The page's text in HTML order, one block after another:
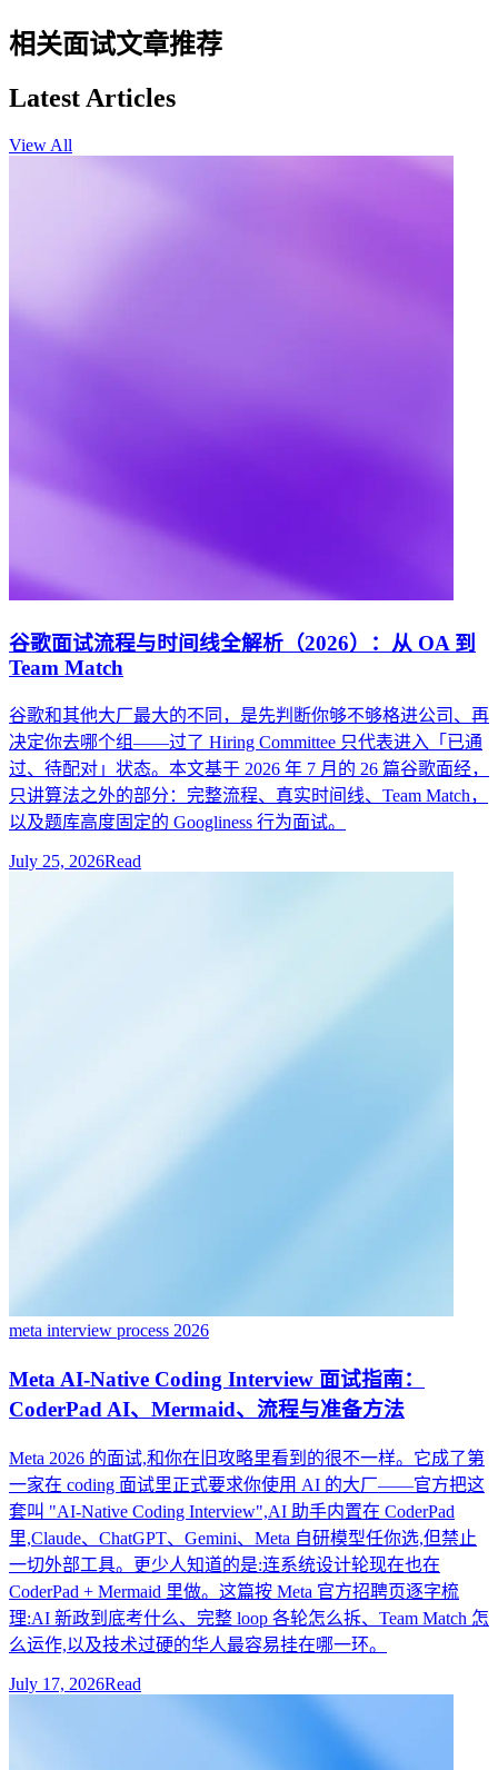
相关面试文章推荐
Latest Articles
View All
谷歌面试流程与时间线全解析（2026）：从 OA 到
Team Match
谷歌和其他大厂最大的不同，是先判断你够不够格进公司、再
决定你去哪个组——过了 Hiring Committee 只代表进入「已通
过、待配对」状态。本文基于 2026 年 7 月的 26 篇谷歌面经，
只讲算法之外的部分：完整流程、真实时间线、Team Match，
以及题库高度固定的 Googliness 行为面试。
July 25, 2026Read
meta interview process 2026
Meta AI-Native Coding Interview 面试指南：
CoderPad AI、Mermaid、流程与准备方法
Meta 2026 的面试,和你在旧攻略里看到的很不一样。它成了第
一家在 coding 面试里正式要求你使用 AI 的大厂——官方把这
套叫 "AI-Native Coding Interview",AI 助手内置在 CoderPad
里,Claude、ChatGPT、Gemini、Meta 自研模型任你选,但禁止
一切外部工具。更少人知道的是:连系统设计轮现在也在
CoderPad + Mermaid 里做。这篇按 Meta 官方招聘页逐字梳
理:AI 新政到底考什么、完整 loop 各轮怎么拆、Team Match 怎
么运作,以及技术过硬的华人最容易挂在哪一环。
July 17, 2026Read